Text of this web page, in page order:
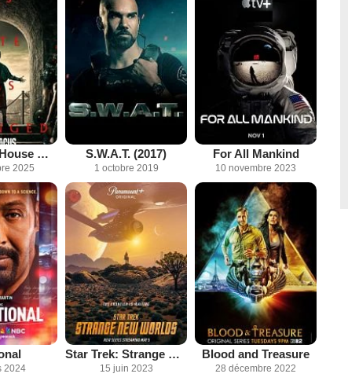
Spartacus: House Of Ashur
2025
S.W.A.T. (2017)
1 octobre 2019
For All Mankind
10 novembre 2023
2024
Star Trek: Strange New Worlds
15 juin 2023
Blood and Treasure
28 décembre 2022